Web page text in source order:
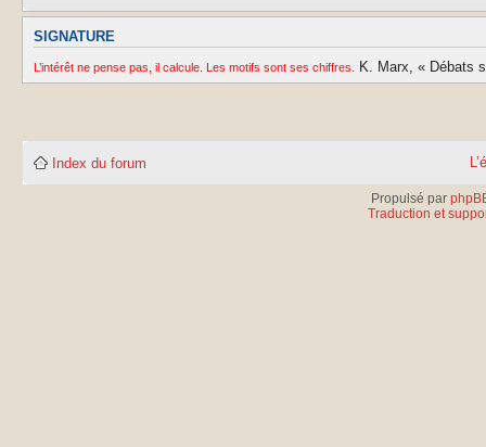
SIGNATURE
L’intérêt ne pense pas, il calcule. Les motifs sont ses chiffres. K. Marx, « Débats
Index du forum
Propulsé par
Traduction et